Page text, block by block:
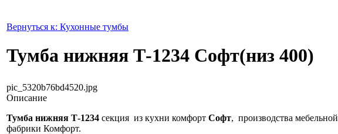
Вернуться к: Кухонные тумбы
Тумба нижняя Т-1234 Софт(низ 400)
pic_5320b76bd4520.jpg
Описание
Тумба нижняя Т-1234 секция из кухни комфорт Софт, производства мебельной
фабрики Комфорт.